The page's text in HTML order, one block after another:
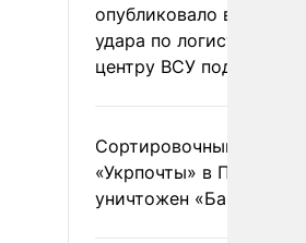
опубликовало видео
удара по
центру ВСУ под Киевом
Сортировочный пункт
«Укрпочты» в
уничтожен